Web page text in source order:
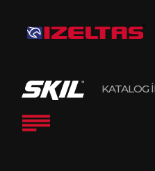
KATALOG